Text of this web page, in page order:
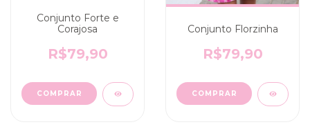
Conjunto Forte e
Corajosa
R$79,90
COMPRAR
Conjunto Florzinha
R$79,90
COMPRAR